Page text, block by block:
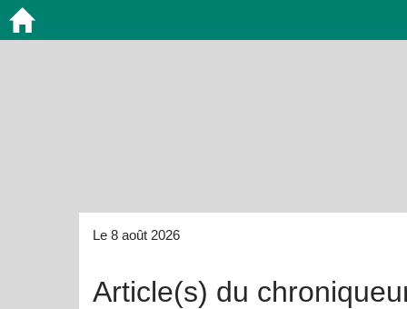
Le 8 août 2026
Article(s) du